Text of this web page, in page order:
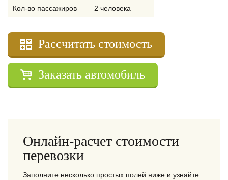
Кол-во пассажиров 2 человека
Рассчитать стоимость
Заказать автомобиль
Онлайн-расчет стоимости
перевозки
Заполните несколько простых полей ниже и узнайте